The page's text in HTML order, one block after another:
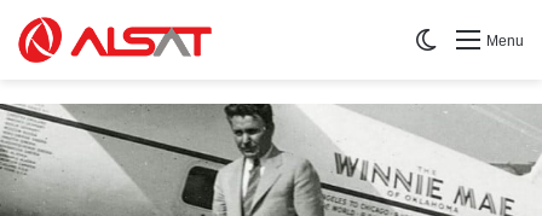
Menu
Switch skin